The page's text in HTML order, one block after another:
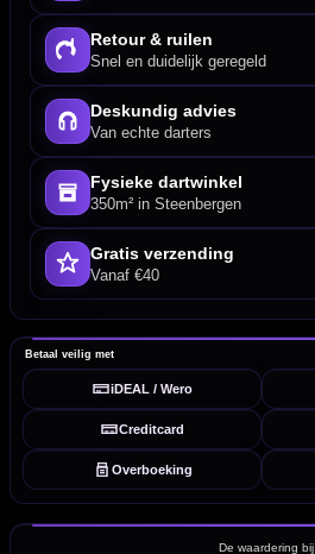
Retour & ruilen
Snel en duidelijk geregeld
Deskundig advies
Van echte darters
Fysieke dartwinkel
350m² in Steenbergen
Gratis verzending
Vanaf €40
Betaal veilig met
iDEAL / Wero
Creditcard
Overboeking
De waardering bij